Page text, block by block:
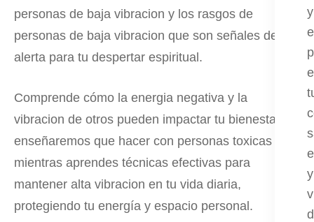
personas de baja vibracion y los rasgos de
personas de baja vibracion que son señales de
alerta para tu despertar espiritual.
Comprende cómo la energia negativa y la
vibracion de otros pueden impactar tu bienestar. Te
enseñaremos que hacer con personas toxicas
mientras aprendes técnicas efectivas para
mantener alta vibracion en tu vida diaria,
protegiendo tu energía y espacio personal.
y
y